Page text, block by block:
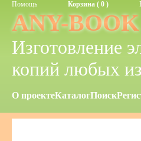
Помощь Корзина ( 0 )
ANY-BOOK
Изготовление
копий любых
О проектеКаталогПоиск